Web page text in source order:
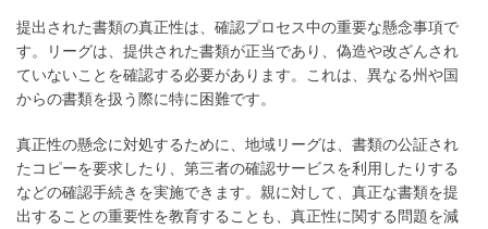
提出された書類の真正性は、確認プロセス中の重要な懸念事項で
す。リーグは、提供された書類が正当であり、偽造や改ざんされ
ていないことを確認する必要があります。これは、異なる州や国
からの書類を扱う際に特に困難です。
真正性の懸念に対処するために、地域リーグは、書類の公証され
たコピーを要求したり、第三者の確認サービスを利用したりする
などの確認手続きを実施できます。親に対して、真正な書類を提
出することの重要性を教育することも、真正性に関する問題を減